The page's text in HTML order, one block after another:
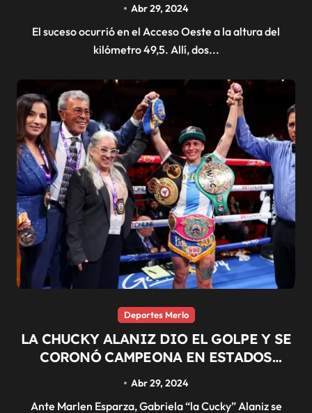
Abr 29, 2024
El suceso ocurrió en el Acceso Oeste a la altura del
kilómetro 49,5. Allí, dos...
Deportes Merlo
LA CHUCKY ALANIZ DIO EL GOLPE Y SE
CORONÓ CAMPEONA EN ESTADOS
UNIDOS
Abr 29, 2024
Ante Marlen Esparza, Gabriela “la Cucky” Alaniz se